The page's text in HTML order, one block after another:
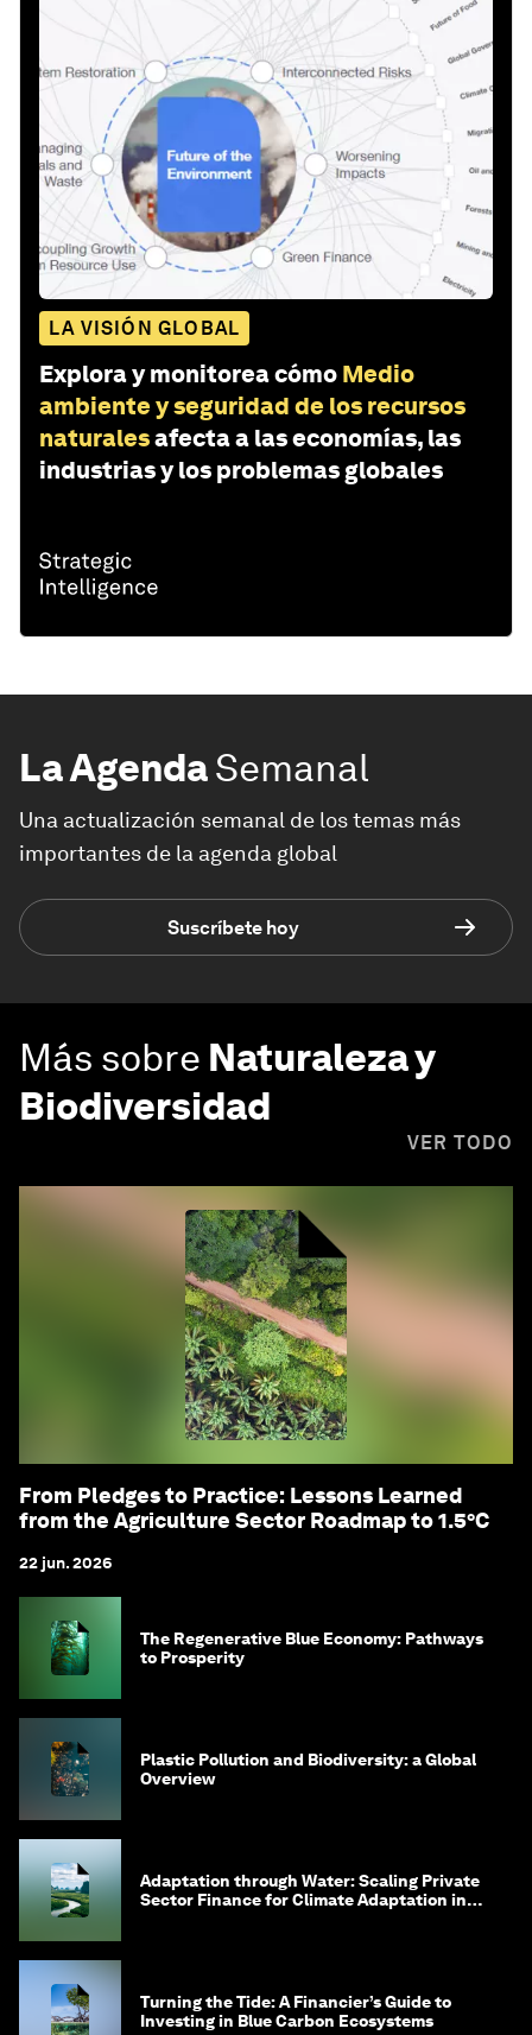
LA VISIÓN GLOBAL
Explora y monitorea cómo Medio
ambiente y seguridad de los recursos
naturalesafecta a las economías, las
industrias y los problemas globales
La AgendaSemanal
Una actualización semanal de los temas más
importantes de la agenda global
Suscríbete hoy
Más sobre Naturaleza y
Biodiversidad
VER TODO
From Pledges to Practice: Lessons Learned
from the Agriculture Sector Roadmap to 1.5°C
22 jun. 2026
The Regenerative Blue Economy: Pathways
to Prosperity
Plastic Pollution and Biodiversity: a Global
Overview
Adaptation through Water: Scaling Private
Sector Finance for Climate Adaptation in
Turning the Tide: A Financier’s Guide to
Investing in Blue Carbon Ecosystems